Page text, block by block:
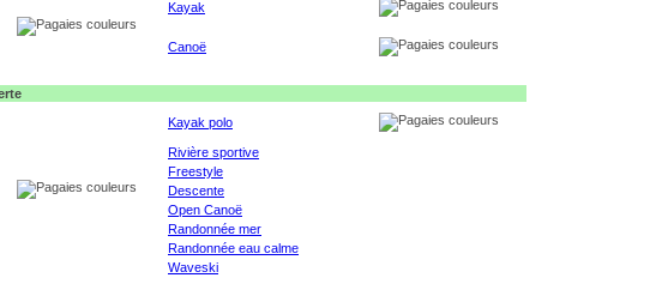
Kayak
Canoë
Kayak polo
Rivière sportive
Freestyle
Descente
Open Canoë
Randonnée mer
Randonnée eau calme
Waveski